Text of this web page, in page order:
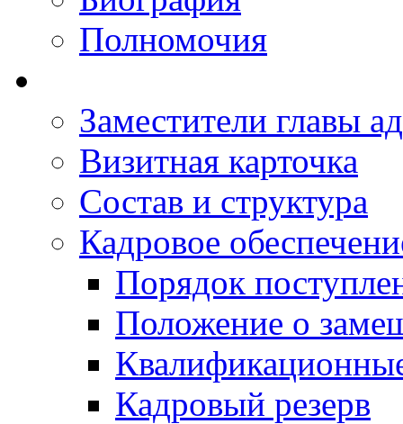
Полномочия
Заместители главы
Визитная карточка
Состав и структура
Кадровое
Порядок
Положение о
Кадровый резерв